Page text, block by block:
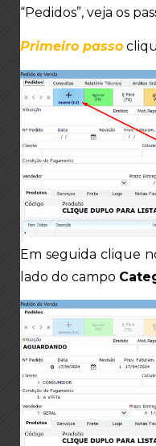
“Pedidos”, veja os
Primeiro passo
Em seguida clique
lado do campo